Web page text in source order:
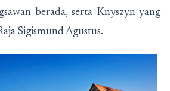
berada, serta Knyszyn yang
Sigismund Agustus.